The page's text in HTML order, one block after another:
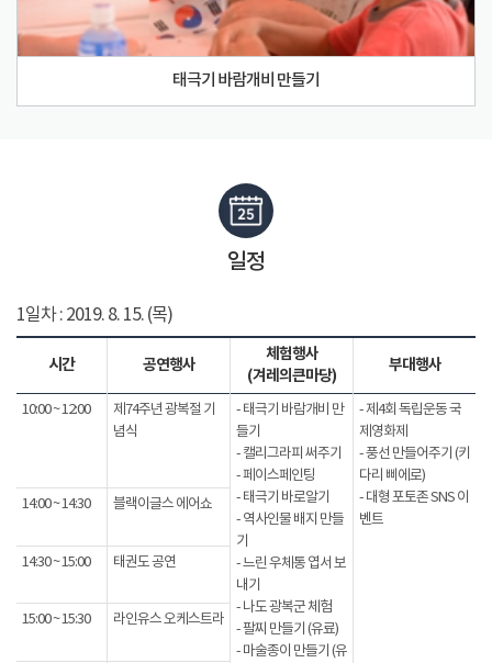
태극기 바람개비 만들기
일정
1일차 : 2019. 8. 15. (목)
시간 공연행사
체험행사
(겨레의큰마당)
부대행사
10:00 ~ 12:00
제74주년 광복절 기
념식
- 태극기 바람개비 만
들기
- 캘리그라피 써주기
- 페이스페인팅
- 태극기 바로알기
- 역사인물 배지 만들
기
- 느린 우체통 엽서 보
내기
- 나도 광복군 체험
- 팔찌 만들기 (유료)
- 마술종이 만들기 (유
- 제4회 독립운동 국
제영화제
- 풍선 만들어주기 (키
다리 삐에로)
- 대형 포토존 SNS 이
벤트
14:00 ~ 14:30 블랙이글스 에어쇼
14:30 ~ 15:00 태권도 공연
15:00 ~ 15:30 라인유스 오케스트라